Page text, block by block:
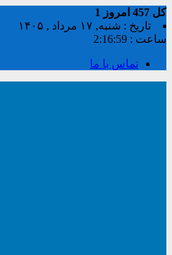
کل امروز
1
تاریخ : شنبه, ۱۷ مرداد , ۱۴۰۵
ساعت : 2:16:59
تماس با ما